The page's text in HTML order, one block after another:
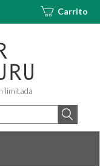
Carrito
limitada